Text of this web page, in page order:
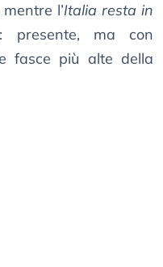
l’Italia resta in
: presente, ma con
fasce più alte della